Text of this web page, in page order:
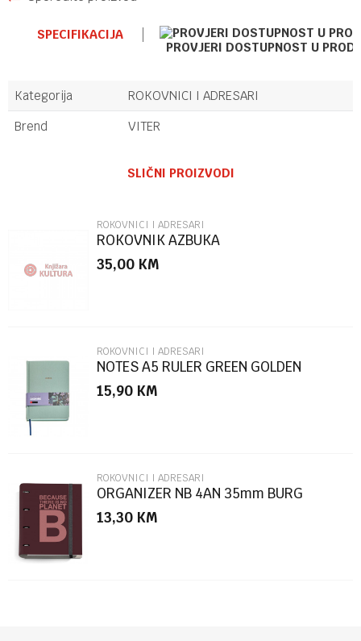
SPECIFIKACIJA
PROVJERI DOSTUPNOST U
Kategorija
ROKOVNICI I ADRESARI
Brend
VITER
Poruka
POŠALJI
SLIČNI PROIZVODI
ROKOVNICI I ADRESARI
ROKOVNIK AZBUKA
35,00 KM
ROKOVNICI I ADRESARI
NOTES A5 RULER GREEN GOLDEN
JAZMIN MR8307
15,90 KM
ROKOVNICI I ADRESARI
ORGANIZER NB 4AN 35mm BURG
ECOALF
13,30 KM